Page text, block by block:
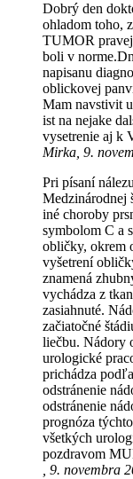
Dobrý den
ohladom toho,
TUMOR
boli v
napisanu
oblickovej
Mam navstivit
ist na nejake
vysetrenie aj k
Mirka, 9.
Pri písaní
Medzinárodnej
iné choroby
symbolom C a
obličky, okrem
vyšetrení
znamená
vychádza z
zasiahnuté.
začiatočné
liečbu. Nádory
urologické
prichádza
odstránenie
odstránenie
prognóza
všetkých
pozdravom
, 9. novembra